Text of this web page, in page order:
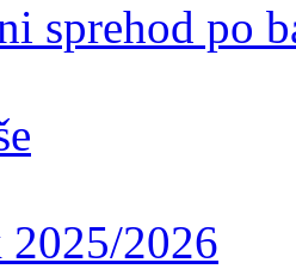
sprehod po
2025/2026